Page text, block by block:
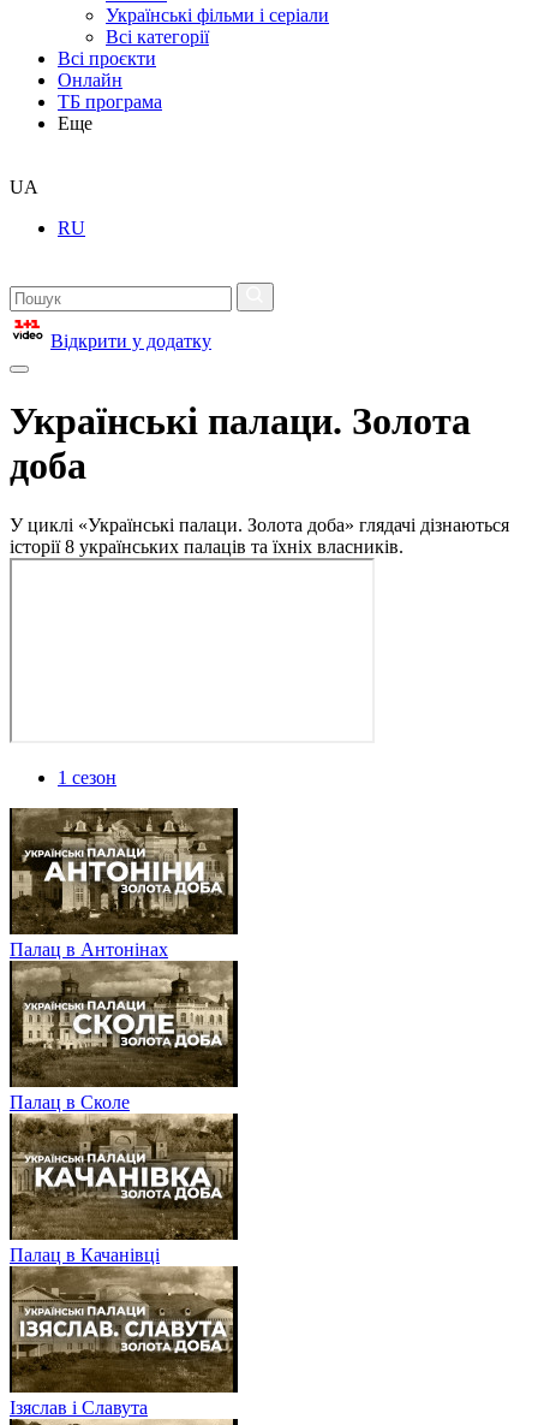
Українські фільми і серіали
Всі категорії
Всі проєкти
Онлайн
ТБ програма
Еще
UA
RU
Відкрити у додатку
Українські палаци. Золота
доба
У циклі «Українські палаци. Золота доба» глядачі дізнаються
історії 8 українських палаців та їхніх власників.
1 сезон
Палац в Антонінах
Палац в Сколе
Палац в Качанівці
Ізяслав і Славута